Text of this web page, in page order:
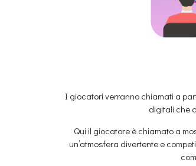
I giocatori verranno chiamati a
digitali che
Qui il giocatore è chiamato a
un’atmosfera divertente e